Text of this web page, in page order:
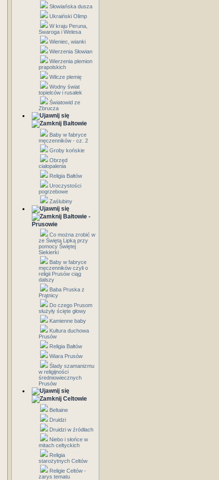
Słowiańska dusza
Ukraiński Olimp
W kraju Peruna,
Swaroga i Welesa
Wieniec, wianki
Wierzenia Słowian
Wierzenia plemion
prapolskich
Wilcze plemię
Wodny świat
topielców i rusałek
Światowid ze
Zbrucza
Bałtowie
Baby w fabryce
męczenników - cz. 2
Groby końskie
Obrzęd
ciałopalenia
Religia Bałtów
Uroczystości
pogrzebowe
Zaślubiny
Bałtowie -
Prusowie
Co można zrobić w
ze Świętą Lipką przy
pomocy Świętej
Siekierki
Baby w fabryce
męczenników czyli o
religii Prusów ciąg
dalszy
Baba Pruska z
Prątnicy
Do czego Prusom
służyły ścięte głowy
Kamienne baby
Kultura duchowa
Prusów
Religia Bałtów
Wiara Prusów
Ślady szamanizmu
w religijności
średniowiecznych
Prusów
Celtowie
Beltaine
Druidzi
Druidzi w źródłach
Niebo i słońce w
mitach celtyckich
Religia
starożytnych Celtów
Religie Celtów -
zarys tematu